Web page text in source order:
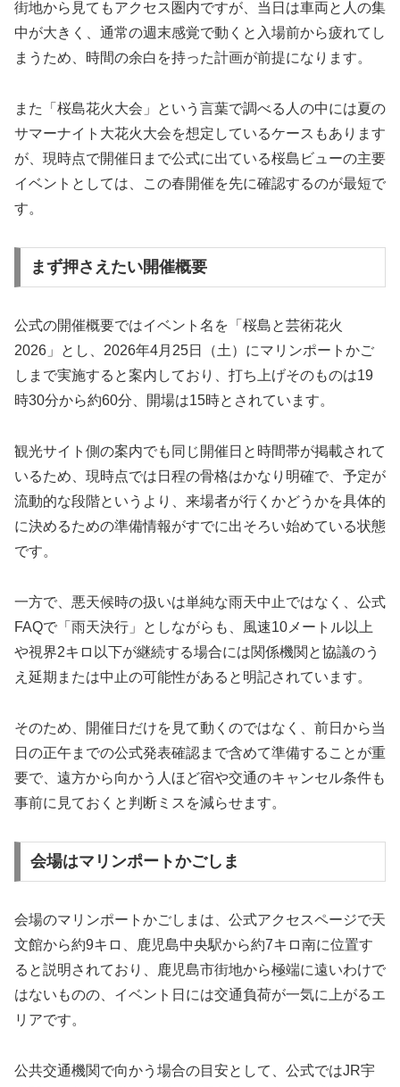
街地から見てもアクセス圏内ですが、当日は車両と人の集
中が大きく、通常の週末感覚で動くと入場前から疲れてし
まうため、時間の余白を持った計画が前提になります。
また「桜島花火大会」という言葉で調べる人の中には夏の
サマーナイト大花火大会を想定しているケースもあります
が、現時点で開催日まで公式に出ている桜島ビューの主要
イベントとしては、この春開催を先に確認するのが最短で
す。
まず押さえたい開催概要
公式の開催概要ではイベント名を「桜島と芸術花火
2026」とし、2026年4月25日（土）にマリンポートかご
しまで実施すると案内しており、打ち上げそのものは19
時30分から約60分、開場は15時とされています。
観光サイト側の案内でも同じ開催日と時間帯が掲載されて
いるため、現時点では日程の骨格はかなり明確で、予定が
流動的な段階というより、来場者が行くかどうかを具体的
に決めるための準備情報がすでに出そろい始めている状態
です。
一方で、悪天候時の扱いは単純な雨天中止ではなく、公式
FAQで「雨天決行」としながらも、風速10メートル以上
や視界2キロ以下が継続する場合には関係機関と協議のう
え延期または中止の可能性があると明記されています。
そのため、開催日だけを見て動くのではなく、前日から当
日の正午までの公式発表確認まで含めて準備することが重
要で、遠方から向かう人ほど宿や交通のキャンセル条件も
事前に見ておくと判断ミスを減らせます。
会場はマリンポートかごしま
会場のマリンポートかごしまは、公式アクセスページで天
文館から約9キロ、鹿児島中央駅から約7キロ南に位置す
ると説明されており、鹿児島市街地から極端に遠いわけで
はないものの、イベント日には交通負荷が一気に上がるエ
リアです。
公共交通機関で向かう場合の目安として、公式ではJR宇